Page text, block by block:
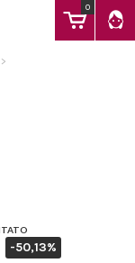
0
-50,13%